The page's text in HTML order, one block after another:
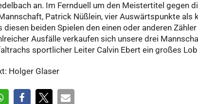
an. Im Fernduell um den Meistertitel gegen
Patrick Nüßlein, vier Auswärtspunkte
diesen beiden Spielen den einen oder anderen
Ausfälle verkaufen sich unsere drei
sportlicher Leiter Calvin Ebert ein großes
Holger Glaser